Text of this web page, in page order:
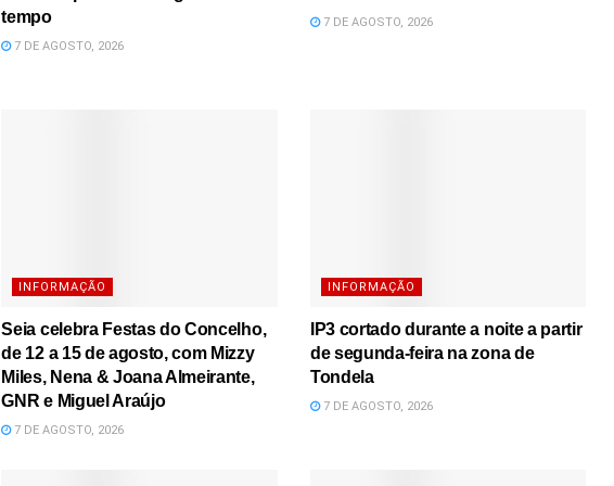
tempo
7 DE AGOSTO, 2026
7 DE AGOSTO, 2026
INFORMAÇÃO
Seia celebra Festas do Concelho,
de 12 a 15 de agosto, com Mizzy
Miles, Nena & Joana Almeirante,
GNR e Miguel Araújo
7 DE AGOSTO, 2026
INFORMAÇÃO
IP3 cortado durante a noite a partir
de segunda-feira na zona de
Tondela
7 DE AGOSTO, 2026